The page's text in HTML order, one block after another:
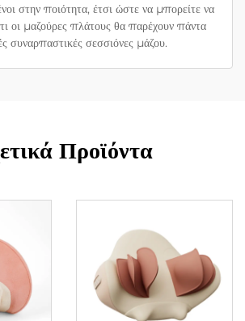
στην ποιότητα, έτσι ώστε να μπορείτε να
οι μαζούρες πλάτους θα παρέχουν πάντα
συναρπαστικές σεσσιόνες μάζου.
Προϊόντα